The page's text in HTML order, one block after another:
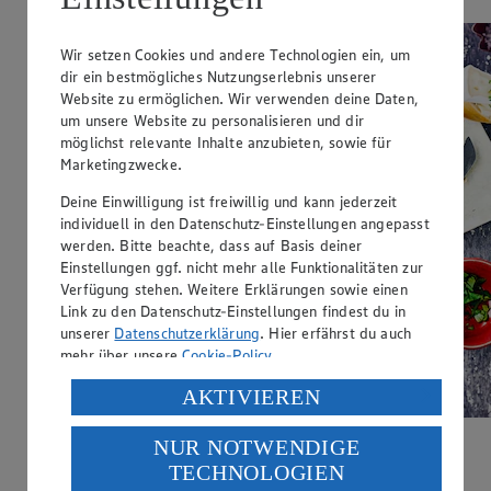
Französisches Baguette
Wir setzen Cookies und andere Technologien ein, um
dir ein bestmögliches Nutzungserlebnis unserer
Website zu ermöglichen. Wir verwenden deine Daten,
um unsere Website zu personalisieren und dir
möglichst relevante Inhalte anzubieten, sowie für
Marketingzwecke.
Deine Einwilligung ist freiwillig und kann jederzeit
individuell in den Datenschutz-Einstellungen angepasst
werden. Bitte beachte, dass auf Basis deiner
Einstellungen ggf. nicht mehr alle Funktionalitäten zur
Verfügung stehen. Weitere Erklärungen sowie einen
Link zu den Datenschutz-Einstellungen findest du in
unserer Datenschutzerklärung. Hier erfährst du auch
mehr über unsereCookie-Policy.
Verarbeitung deiner personenbezogenen Daten in den
USA durch Facebook und YouTube:
Wenn du auf „Aktivieren“ klickst, willigst du im Sinne
des Art. 49 Abs. 1 Satz 1 lit. a) DSGVO ein, dass deine
AKTIVIEREN
NUR NOTWENDIGE
TECHNOLOGIEN